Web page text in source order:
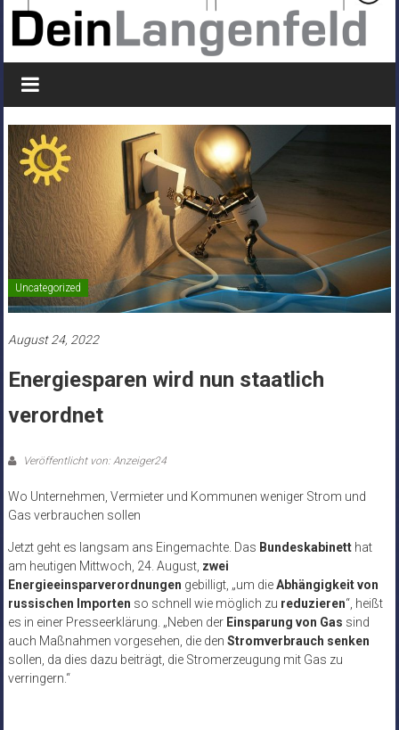
Uncategorized
August 24, 2022
Energiesparen wird nun staatlich
verordnet
Veröffentlicht von: Anzeiger24
Wo Unternehmen, Vermieter und Kommunen weniger Strom und
Gas verbrauchen sollen
Jetzt geht es langsam ans Eingemachte. Das Bundeskabinetthat
am heutigen Mittwoch, 24. August, zwei
Energieeinsparverordnungen gebilligt, „um dieAbhängigkeit von
russischen Importen so schnell wie möglich zu reduzieren“, heißt
es in einer Presseerklärung. „Neben der Einsparung von Gas sind
auch Maßnahmen vorgesehen, die den Stromverbrauch senken
sollen, da dies dazu beiträgt, die Stromerzeugung mit Gas zu
verringern.“